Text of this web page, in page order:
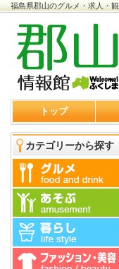
福島県郡山のグルメ・求人・
トップ
カテゴリーから探す